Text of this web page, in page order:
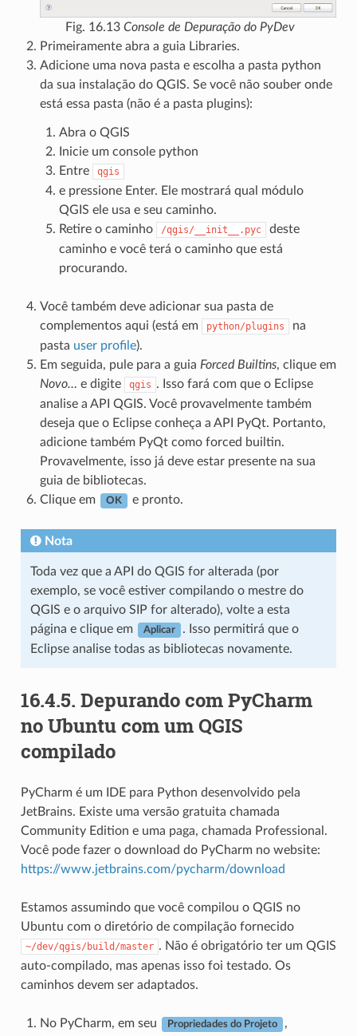
Fig. 16.13 Console de Depuração do PyDev
Primeiramente abra a guia Libraries.
Adicione uma nova pasta e escolha a pasta python
da sua instalação do QGIS. Se você não souber onde
está essa pasta (não é a pasta plugins):
Abra o QGIS
Inicie um console python
Entre
qgis
e pressione Enter. Ele mostrará qual módulo
QGIS ele usa e seu caminho.
Retire o caminho
/qgis/__init__.pyc
deste
caminho e você terá o caminho que está
procurando.
Você também deve adicionar sua pasta de
complementos aqui (está em
python/plugins
na
pasta user profile).
Em seguida, pule para a guia Forced Builtins, clique em
Novo… e digite qgis . Isso fará com que o Eclipse
analise a API QGIS. Você provavelmente também
deseja que o Eclipse conheça a API PyQt. Portanto,
adicione também PyQt como forced builtin.
Provavelmente, isso já deve estar presente na sua
guia de bibliotecas.
Clique em
OK e pronto.
Nota
Toda vez que a API do QGIS for alterada (por
exemplo, se você estiver compilando o mestre do
QGIS e o arquivo SIP for alterado), volte a esta
página e clique em
Aplicar
. Isso permitirá que o
Eclipse analise todas as bibliotecas novamente.
16.4.5. Depurando com PyCharm
no Ubuntu com um QGIS
compilado
PyCharm é um IDE para Python desenvolvido pela
JetBrains. Existe uma versão gratuita chamada
Community Edition e uma paga, chamada Professional.
Você pode fazer o download do PyCharm no website:
https://www.jetbrains.com/pycharm/download
Estamos assumindo que você compilou o QGIS no
Ubuntu com o diretório de compilação fornecido
~/dev/qgis/build/master . Não é obrigatório ter um QGIS
auto-compilado, mas apenas isso foi testado. Os
caminhos devem ser adaptados.
No PyCharm, em seu Propriedades do Projeto ,